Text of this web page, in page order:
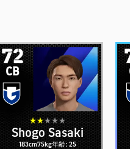
72
CB
Shogo Sasaki
183cm75kg年齢: 25